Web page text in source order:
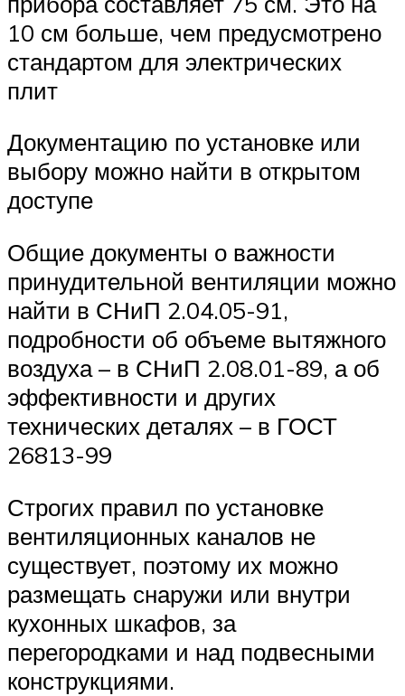
10 см больше, чем предусмотрено
стандартом для электрических
плит
Документацию по установке или
выбору можно найти в открытом
доступе
Общие документы о важности
принудительной вентиляции можно
найти в СНиП 2.04.05-91,
подробности об объеме вытяжного
воздуха – в СНиП 2.08.01-89, а об
эффективности и других
технических деталях – в ГОСТ
26813-99
Строгих правил по установке
вентиляционных каналов не
существует, поэтому их можно
размещать снаружи или внутри
кухонных шкафов, за
перегородками и над подвесными
конструкциями.